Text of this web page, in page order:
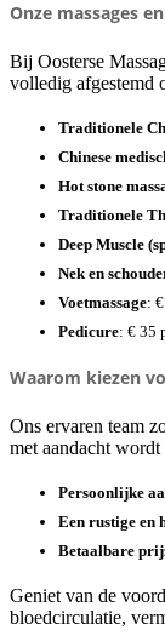
Onze massages
Bij Oosterse
volledig afgestemd
Traditionele
Chinese
Hot stone
Traditionele
Deep Muscle
Nek en
Voetmassage:
Pedicure: € 35
Waarom kiezen
Ons ervaren team
met aandacht
Persoonlijke
Een rustige en
Betaalbare
Geniet van de
bloedcirculatie,